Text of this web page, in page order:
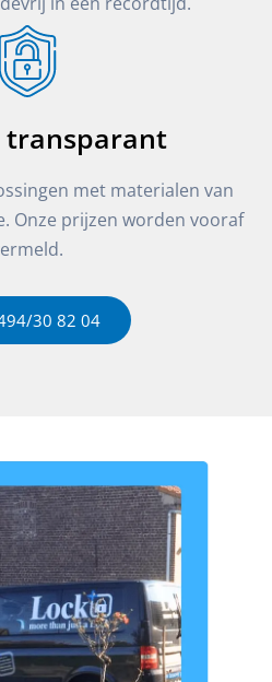
transparant
met materialen van
Onze prijzen worden vooraf
30 82 04